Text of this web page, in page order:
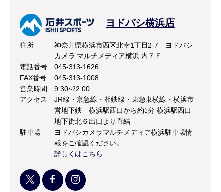
ヨドバシ横浜店
住所
神奈川県横浜市西区北幸1丁目2-7 ヨドバシ
カメラ マルチメディア横浜 内７Ｆ
電話番号
045-313-1626
FAX番号
045-313-1008
営業時間
9:30~22:00
アクセス
JR線・京急線・相鉄線・東急東横線・横浜市
営地下鉄 横浜駅西口から約3分 横浜駅西口
地下街北６出口より直結
駐車場
ヨドバシカメラマルチメディア横浜駐車場情
報をご確認ください。
詳しくはこちら